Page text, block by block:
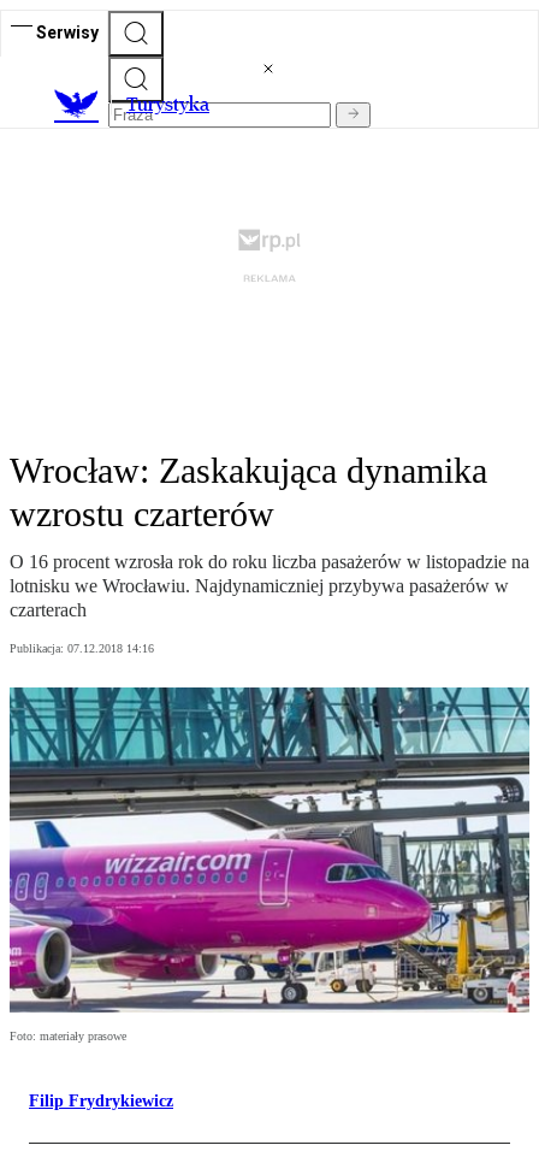
Serwisy
Turystyka
Wrocław: Zaskakująca dynamika
wzrostu czarterów
O 16 procent wzrosła rok do roku liczba pasażerów w listopadzie na
lotnisku we Wrocławiu. Najdynamiczniej przybywa pasażerów w
czarterach
Publikacja: 07.12.2018 14:16
Foto: materiały prasowe
Filip Frydrykiewicz